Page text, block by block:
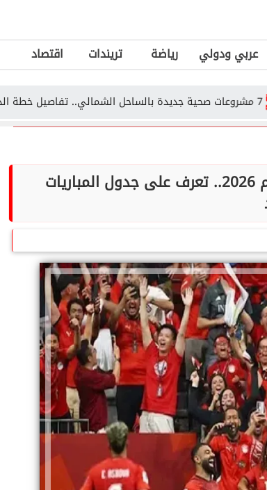
عربي ودولي رياضة تريندات اقتصاد
اكتمال عقد المتأهلين لدور الـ16 بكأس العالم 2026.. تعرف على جدول المباريات